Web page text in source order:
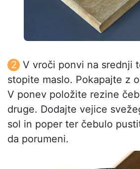
V vroči ponvi na srednji
stopite maslo. Pokapajte z
V ponev položite rezine
druge. Dodajte vejice
sol in poper ter čebulo
da porumeni.